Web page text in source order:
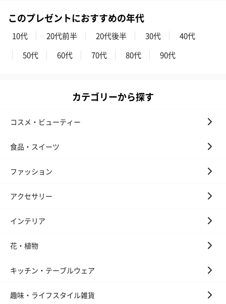
花束ハンドタオル（ピ
花束ハンドタオル（ブ
花束ハンドタ
ンセンススティック
（GRAPE
お酒を同梱してお届けいたします。
このプレゼントにおすすめの年代
10代 20代前半 20代後半 30代
40代
50代
60代 70代 80代 90代
カテゴリーから探す
コスメ・ビューティー
食品・スイーツ
ファッション
アクセサリー
インテリア
花・植物
キッチン・テーブルウェア
趣味・ライフスタイル雑貨